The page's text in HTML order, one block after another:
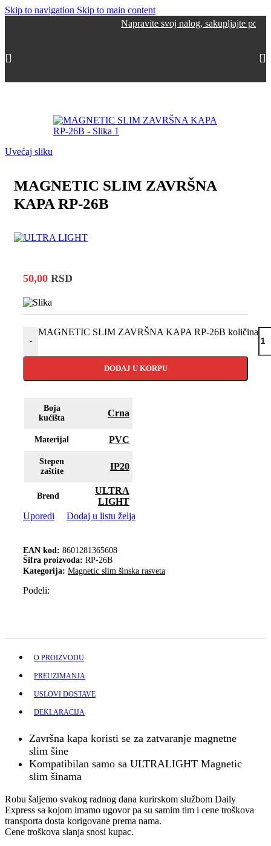
Skip to navigation Skip to main content
Napravite svoj nalog, sakupljajte poene i
Uvećaj sliku
MAGNETIC SLIM ZAVRŠNA
KAPA RP-26B
50,00 RSD
-
MAGNETIC SLIM ZAVRŠNA KAPA RP-26B količina
DODAJ U KORPU
Boja
kućišta
Crna
Materijal PVC
Stepen
zaštite
IP20
Brend
ULTRA
LIGHT
Uporedi
Dodaj u listu želja
EAN kod: 8601281365608
Šifra proizvoda: RP-26B
Kategorija: Magnetic slim šinska rasveta
Podeli:
O PROIZVODU
PREUZIMANJA
USLOVI DOSTAVE
DEKLARACIJA
Završna kapa koristi se za zatvaranje magnetne
slim šine
Kompatibilan samo sa ULTRALIGHT Magnetic
slim šinama
Robu šaljemo svakog radnog dana kurirskom službom Daily
Express sa kojom imamo ugovor pa su samim tim i cene troškova
transporta dosta korigovane prema nama.
Cene troškova slanja snosi kupac.